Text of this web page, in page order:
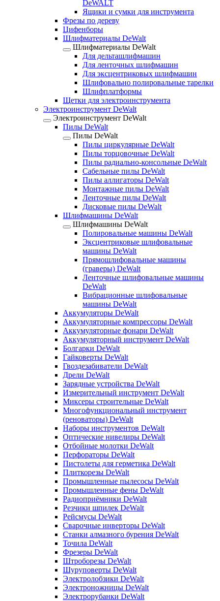
DeWALT
Ящики и сумки для инструмента
Фрезы по дереву
Цифенборы
Шлифматериалы DeWalt
Шлифматериалы DeWalt
Для дельташлифмашин
Для ленточных шлифмашин
Для эксцентриковых шлифмашин
Шлифовально полировальные тарелки
Шлифплатформы
Щетки для электроинструмента
Электроинструмент DeWalt
Электроинструмент DeWalt
Пилы DeWalt
Пилы DeWalt
Пилы циркулярные DeWalt
Пилы торцовочные DeWalt
Пилы радиально-консольные DeWalt
Сабельные пилы DeWalt
Пилы аллигаторы DeWalt
Монтажные пилы DeWalt
Ленточные пилы DeWalt
Дисковые пилы DeWalt
Шлифмашины DeWalt
Шлифмашины DeWalt
Полировальные машины DeWalt
Эксцентриковые шлифовальные
машины DeWalt
Прямошлифовальные машины
(граверы) DeWalt
Ленточные шлифовальные машины
DeWalt
Вибрационные шлифовальные
машины DeWalt
Аккумуляторы DeWalt
Аккумуляторные компрессоры DeWalt
Аккумуляторные фонари DeWalt
Аккумуляторный инструмент DeWalt
Болгарки DeWalt
Гайковерты DeWalt
Гвоздезабиватели DeWalt
Дрели DeWalt
Зарядные устройства DeWalt
Измерительный инструмент DeWalt
Миксеры строительные DeWalt
Многофункциональный инструмент
(реноваторы) DeWalt
Наборы инструментов DeWalt
Оптические нивелиры DeWalt
Отбойные молотки DeWalt
Перфораторы DeWalt
Пистолеты для герметика DeWalt
Плиткорезы DeWalt
Промышленные пылесосы DeWalt
Промышленные фены DeWalt
Радиоприёмники DeWalt
Резчики шпилек DeWalt
Рейсмусы DeWalt
Сварочные инверторы DeWalt
Станки алмазного бурения DeWalt
Точила DeWalt
Фрезеры DeWalt
Штроборезы DeWalt
Шуруповерты DeWalt
Электролобзики DeWalt
Электроножницы DeWalt
Электрорубанки DeWalt